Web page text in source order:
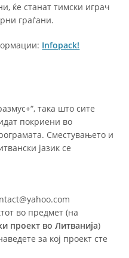
ќе станат тимски играч
граѓани.
Infopack!
така што сите
покриени во
Сместувањето и
јазик се
во предмет (на
проект во Литванија)
за кој проект сте